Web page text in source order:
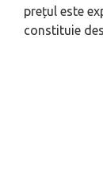
prețul este
constituie